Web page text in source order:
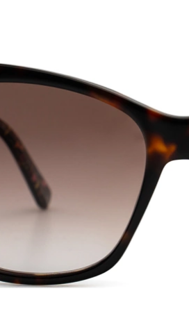
136 mm
Breedte
Glasbreedte